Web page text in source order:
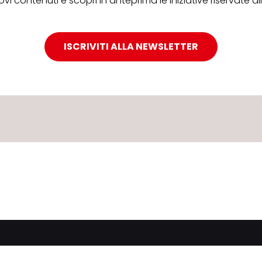
ISCRIVITI ALLA NEWSLETTER